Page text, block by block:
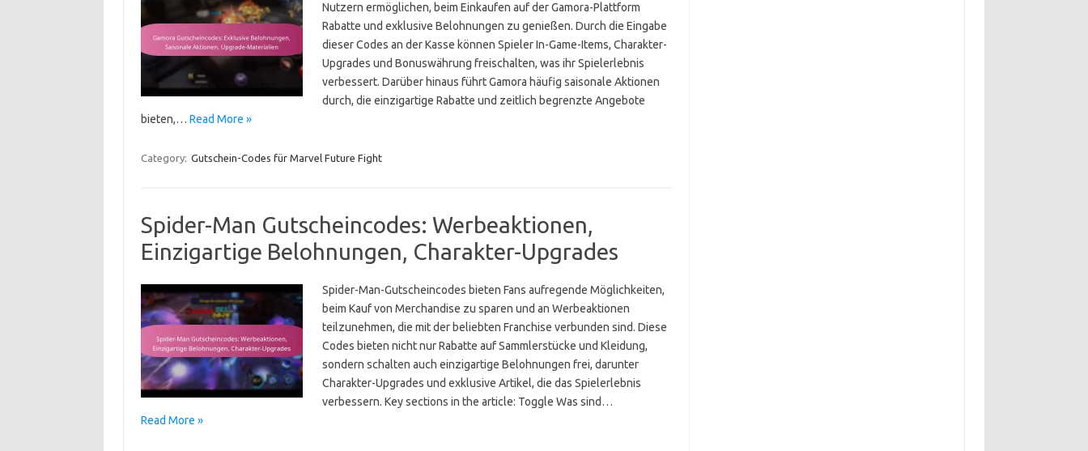
Nutzern ermöglichen, beim Einkaufen auf der Gamora-Plattform
Rabatte und exklusive Belohnungen zu genießen. Durch die Eingabe
dieser Codes an der Kasse können Spieler In-Game-Items, Charakter-
Upgrades und Bonuswährung freischalten, was ihr Spielerlebnis
verbessert. Darüber hinaus führt Gamora häufig saisonale Aktionen
durch, die einzigartige Rabatte und zeitlich begrenzte Angebote
bieten,… Read More »
Category: Gutschein-Codes für Marvel Future Fight
Spider-Man Gutscheincodes: Werbeaktionen,
Einzigartige Belohnungen, Charakter-Upgrades
Spider-Man-Gutscheincodes bieten Fans aufregende Möglichkeiten,
beim Kauf von Merchandise zu sparen und an Werbeaktionen
teilzunehmen, die mit der beliebten Franchise verbunden sind. Diese
Codes bieten nicht nur Rabatte auf Sammlerstücke und Kleidung,
sondern schalten auch einzigartige Belohnungen frei, darunter
Charakter-Upgrades und exklusive Artikel, die das Spielerlebnis
verbessern. Key sections in the article: Toggle Was sind…
Read More »